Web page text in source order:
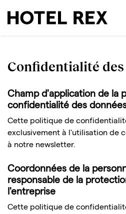
Confidentialité des
Champ d'application de la
confidentialité des
Cette politique de
exclusivement à l'utilisation de
à notre newsletter.
Coordonnées de la
responsable de la
l'entreprise
Cette politique de